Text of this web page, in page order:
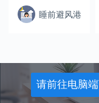
睡前避风港
请前往电脑